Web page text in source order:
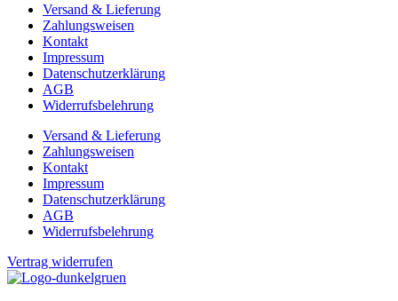
Versand & Lieferung
Zahlungsweisen
Kontakt
Impressum
Datenschutzerklärung
AGB
Widerrufsbelehrung
Versand & Lieferung
Zahlungsweisen
Kontakt
Impressum
Datenschutzerklärung
AGB
Widerrufsbelehrung
Vertrag widerrufen